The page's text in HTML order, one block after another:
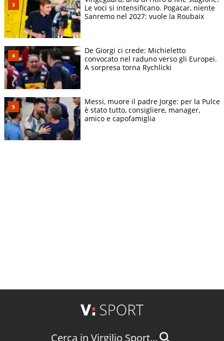
Le voci si intensificano. Pogacar, niente
Sanremo nel 2027: vuole la Roubaix
De Giorgi ci crede: Michieletto
convocato nel raduno verso gli Europei.
A sorpresa torna Rychlicki
Messi, muore il padre Jorge: per la Pulce
è stato tutto, consigliere, manager,
amico e capofamiglia
Cerca in Virgilio Sport...